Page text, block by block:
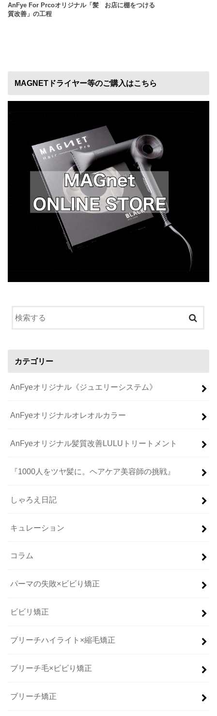
AnFye For Prcoオリジナル「髪
質改善」の工程
お店に棚をつける
MAGNETドライヤー等のご購入はこちら
カテゴリー
AnFyeオリジナル《ジュエリーシステム》
AnFyeオリジナルオレオルカラー
AnFyeオリジナル髪質改善LULUトリートメント
『1000人をツヤ髪に。ヘアケア美容師の挑戦』
しゃろえ日記
キュレーション
コラム
パーマの失敗×ビビり矯正
ビビリ矯正
ブリーチハイライト×縮毛矯正
ブリーチ毛×ビビり矯正
ブリーチ矯正